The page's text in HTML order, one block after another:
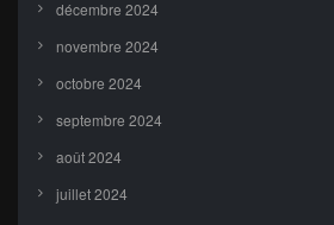
décembre 2024
novembre 2024
octobre 2024
septembre 2024
août 2024
juillet 2024